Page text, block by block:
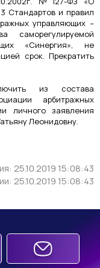
Стандартов и правил
управляющих –
саморегулируемой
«Синергия», не
срок. Прекратить
из состава
арбитражных
личного заявления
Леонидовну.
25.10.2019 15:08:43
25.10.2019 15:08:43